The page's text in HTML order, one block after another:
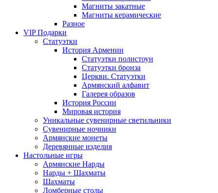
Магниты закатные
Магниты керамические
Разное
VIP Подарки
Статуэтки
История Армении
Статуэтки полистоун
Статуэтки бронза
Церкви. Статуэтки
Армянский алфавит
Галерея образов
История России
Мировая история
Уникальные сувенирные светильники
Сувенирные ночники
Армянские монеты
Деревянные изделия
Настольные игры
Армянские Нарды
Нарды + Шахматы
Шахматы
Ломберные столы